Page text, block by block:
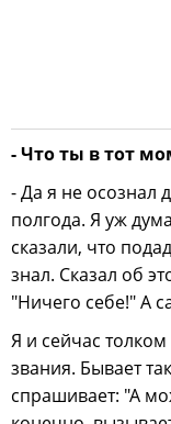
- Что ты в тот
- Да я не осознал
полгода. Я уж
сказали, что
знал. Сказал об
"Ничего себе!" А
Я и сейчас
звания. Бывает
спрашивает: "А